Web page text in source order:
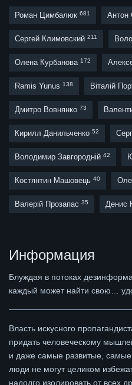
Роман Цимбалюк 681 Антон
Сергей Климовский 211
Олена Курбанова 172
Ramis Yunus 138 Віталій
Дмитро Вовнянко 73
Кирилл Данильченко 52
Володимир Завгородній 42
Костянтин Машовець 40
Валерій Прозапас 35 Денис
Информация
Блуждая в потоках
каждый может найти свою…
Власть искусного
придать человеческому
и даже самые развитые, самые
люди не могут целиком
надолго изолировать от всех